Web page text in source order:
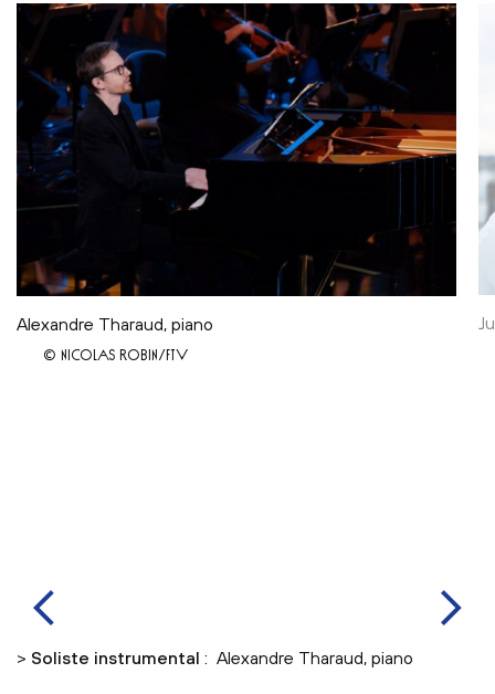
Alexandre Tharaud, piano
© NICOLAS ROBIN/FTV
> Soliste instrumental : Alexandre Tharaud, piano